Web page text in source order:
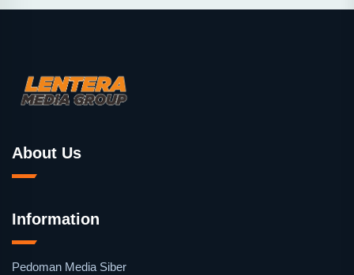
About Us
Information
Pedoman Media Siber